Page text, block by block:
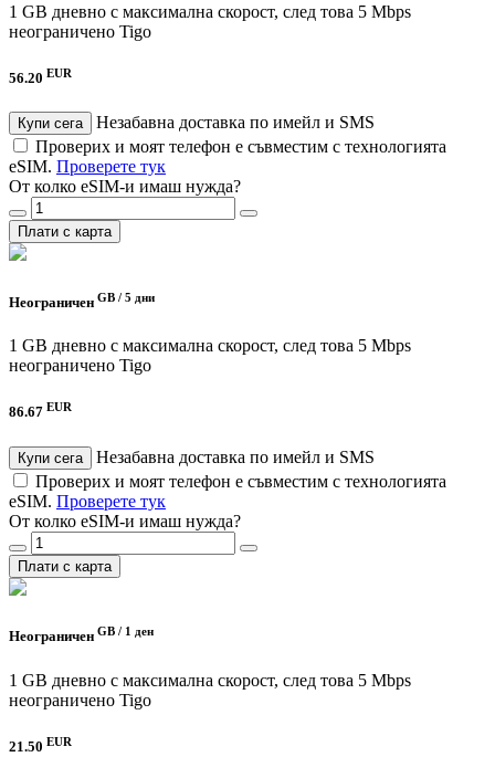
1 GB дневно с максимална скорост, след това 5 Mbps
неограничено Tigo
56.20 EUR
Купи сега
Незабавна доставка по имейл и SMS
Проверих и моят телефон е съвместим с технологията
eSIM. Проверете тук
От колко eSIM-и имаш нужда?
Плати с карта
Неограничен GB / 5 дни
1 GB дневно с максимална скорост, след това 5 Mbps
неограничено Tigo
86.67 EUR
Купи сега
Незабавна доставка по имейл и SMS
Проверих и моят телефон е съвместим с технологията
eSIM. Проверете тук
От колко eSIM-и имаш нужда?
Плати с карта
Неограничен GB / 1 ден
1 GB дневно с максимална скорост, след това 5 Mbps
неограничено Tigo
21.50 EUR